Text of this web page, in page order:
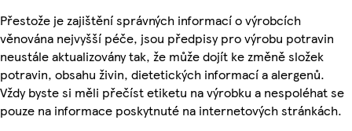
Přestože je zajištění správných informací o výrobcích
věnována nejvyšší péče, jsou předpisy pro výrobu potravin
neustále aktualizovány tak, že může dojít ke změně složek
potravin, obsahu živin, dietetických informací a alergenů.
Vždy byste si měli přečíst etiketu na výrobku a nespoléhat se
pouze na informace poskytnuté na internetových stránkách.